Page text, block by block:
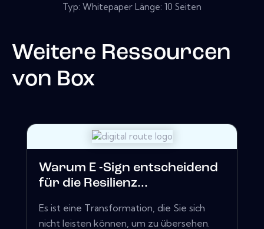
Typ: Whitepaper Länge: 10 Seiten
Weitere Ressourcen
von Box
Warum E -Sign entscheidend
für die Resilienz...
Es ist eine Transformation, die Sie sich
nicht leisten können, um zu übersehen.